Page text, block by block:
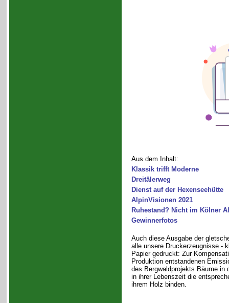
Aus dem Inhalt:
Klassik trifft Moderne
Dreitälerweg
Dienst auf der Hexenseehütte
AlpinVisionen 2021
Ruhestand? Nicht im Kölner
Gewinnerfotos
Auch diese Ausgabe der
alle unsere Druckerzeugnisse -
Papier gedruckt: Zur
Produktion entstandenen
des Bergwaldprojekts Bäume in
in ihrer Lebenszeit die
ihrem Holz binden.